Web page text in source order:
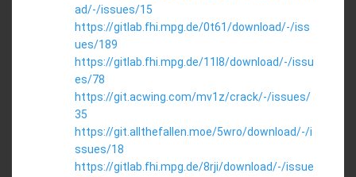
ad/-/issues/15
https://gitlab.fhi.mpg.de/0t61/download/-/iss
ues/189
https://gitlab.fhi.mpg.de/11l8/download/-/issu
es/78
https://git.acwing.com/mv1z/crack/-/issues/
35
https://git.allthefallen.moe/5wro/download/-/i
ssues/18
https://gitlab.fhi.mpg.de/8rji/download/-/issue